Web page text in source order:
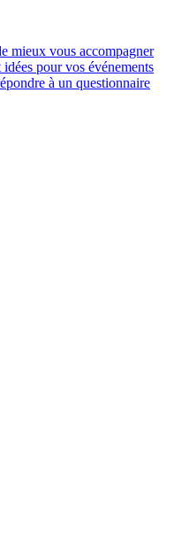
mieux vous accompagner
pour vos événements
à un questionnaire